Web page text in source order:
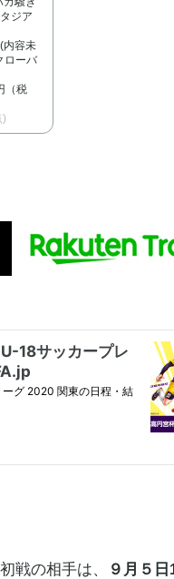
ジア
内容未
ローバ
（税
)
戦の相手は、 ９月５